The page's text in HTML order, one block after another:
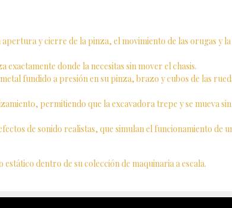
y cierre de la pinza, el movimiento de las orugas y la
donde la necesitas sin mover el chasis.
fundido a presión en su pinza, brazo y cubos de las
permitiendo que la excavadora trepe y se mueva sin
de sonido realistas, que simulan el funcionamiento de
dentro de su colección de maquinaria a escala.